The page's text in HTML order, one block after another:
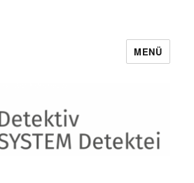
MENÜ